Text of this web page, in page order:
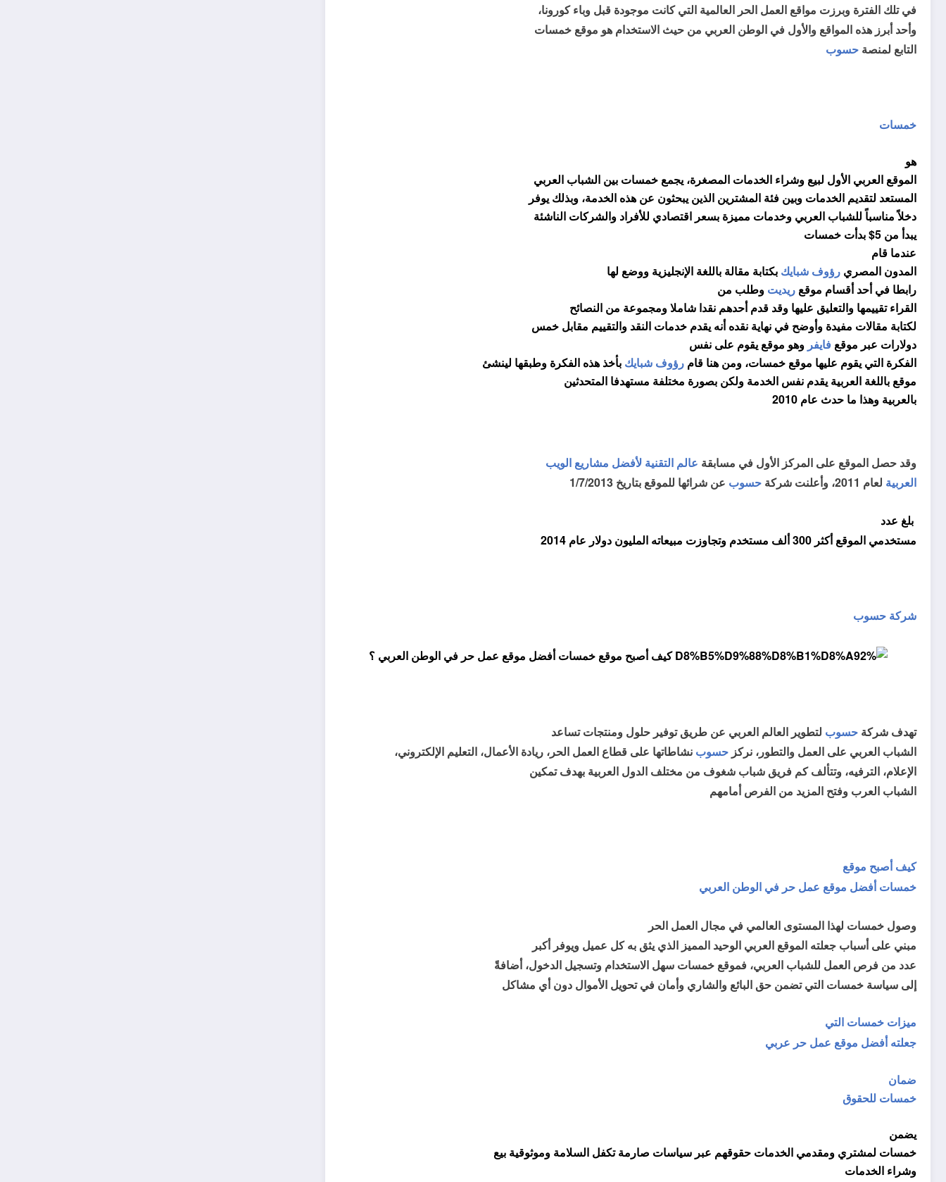
في تلك الفترة وبرزت مواقع العمل الحر العالمية التي كانت موجودة قبل وباء كورونا،
وأحد أبرز هذه المواقع والأول في الوطن العربي من حيث الاستخدام هو موقع خمسات
التابع لمنصة حسوب
خمسات
هو
الموقع العربي الأول لبيع وشراء الخدمات المصغرة، يجمع خمسات بين الشباب العربي
المستعد لتقديم الخدمات وبين فئة المشترين الذين يبحثون عن هذه الخدمة، وبذلك يوفر
دخلاً مناسباً للشباب العربي وخدمات مميزة بسعر اقتصادي للأفراد والشركات الناشئة
يبدأ من 5$
بدأت خمسات
عندما قام
المدون المصري رؤوف شبايك بكتابة مقالة باللغة الإنجليزية ووضع لها
رابطا في أحد أقسام موقع ريديت وطلب من
القراء تقييمها والتعليق عليها وقد قدم أحدهم نقدا شاملا ومجموعة من النصائح
لكتابة مقالات مفيدة وأوضح في نهاية نقده أنه يقدم خدمات النقد والتقييم مقابل خمس
دولارات عبر موقع فايفر وهو موقع يقوم على نفس
الفكرة التي يقوم عليها موقع خمسات، ومن هنا قام رؤوف شبايك بأخذ هذه الفكرة وطبقها لينشئ
موقع باللغة العربية يقدم نفس الخدمة ولكن بصورة مختلفة مستهدفا المتحدثين
بالعربية وهذا ما حدث عام 2010
وقد حصل الموقع على المركز الأول في مسابقة عالم التقنية لأفضل مشاريع الويب
العربية لعام 2011، وأعلنت شركة حسوب عن شرائها للموقع بتاريخ 1/7/2013
بلغ عدد
مستخدمي الموقع أكثر 300 ألف مستخدم وتجاوزت مبيعاته المليون دولار عام 2014
شركة حسوب
تهدف شركة حسوب لتطوير العالم العربي عن طريق توفير حلول ومنتجات تساعد
الشباب العربي على العمل والتطور، نركز حسوب نشاطاتها على قطاع العمل الحر، ريادة الأعمال، التعليم الإلكتروني،
الإعلام، الترفيه، وتتألف كم فريق شباب شغوف من مختلف الدول العربية بهدف تمكين
الشباب العرب وفتح المزيد من الفرص أمامهم
كيف أصبح موقع
خمسات أفضل موقع عمل حر في الوطن العربي
وصول خمسات لهذا المستوى العالمي في مجال العمل الحر
مبني على أسباب جعلته الموقع العربي الوحيد المميز الذي يثق به كل عميل ويوفر أكبر
عدد من فرص العمل للشباب العربي، فموقع خمسات سهل الاستخدام وتسجيل الدخول، أضافةً
إلى سياسة خمسات التي تضمن حق البائع والشاري وأمان في تحويل الأموال دون أي مشاكل
ميزات خمسات التي
جعلته أفضل موقع عمل حر عربي
ضمان
خمسات للحقوق
يضمن
خمسات لمشتري ومقدمي الخدمات حقوقهم عبر سياسات صارمة تكفل السلامة وموثوقية بيع
وشراء الخدمات